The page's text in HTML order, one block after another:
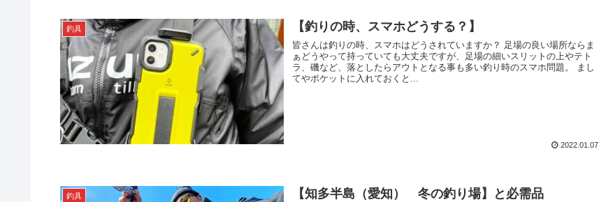
釣具 【釣りの時、スマホどうする？】
皆さんは釣りの時、スマホはどうされていますか？ 足場の良い場所ならま
ぁどうやって持っていても大丈夫ですが、足場の細いスリットの上やテト
ラ、磯など、落としたらアウトとなる事も多い釣り時のスマホ問題。 まし
てやポケットに入れておくと...
2022.01.07
釣具 【知多半島（愛知） 冬の釣り場】と必需品